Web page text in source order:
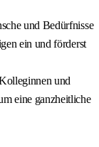
und Bedürfnisse
ein und förderst
und
eine ganzheitliche